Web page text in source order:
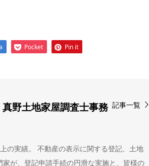
Pocket Pin it
記事一覧
野土地家屋調査士事務
の実績。 不動産の表示に関する登記、土地
が、登記申請手続の円滑な実施と、皆様の